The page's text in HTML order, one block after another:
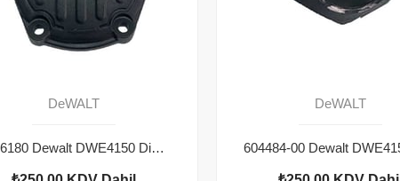
DeWALT
N116180 Dewalt DWE4150 Dişli Kutusu Kapağı
DeWALT